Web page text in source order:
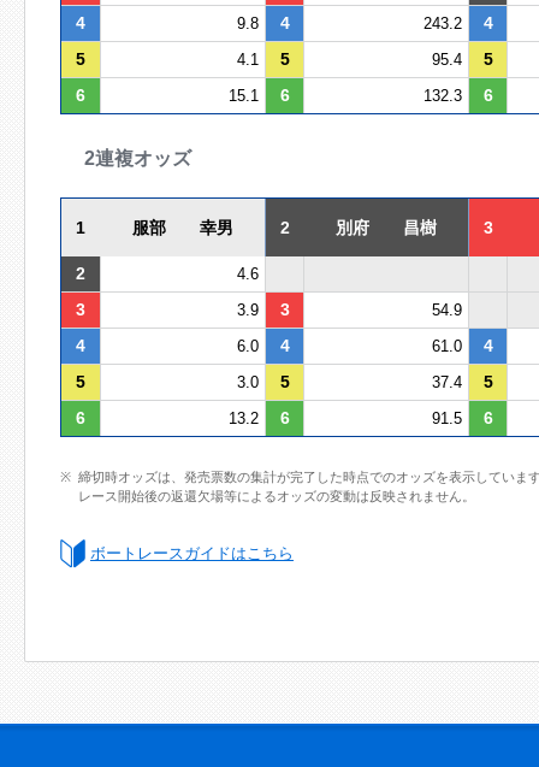
4
9.8 4 243.2
4
5
4.1 5 95.4
5
6
15.1 6 132.3 6
2連複オッズ
1 服部 幸男 2 別府 昌樹 3
2 4.6
3 3.9 3 54.9
4 6.0 4 61.0
4
5
3.0 5 37.4
5
6
13.2 6 91.5 6
締切時オッズは、発売票数の集計が完了した時点でのオッズを表示していま
レース開始後の返還欠場等によるオッズの変動は反映されません。
ボートレースガイドはこちら